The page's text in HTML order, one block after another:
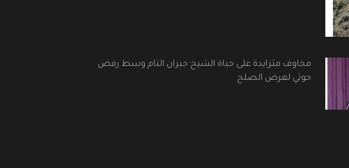
مخاوف متزايدة على حياة الشيخ جبران التام وسط رفض
حوثي لعرض الصلح